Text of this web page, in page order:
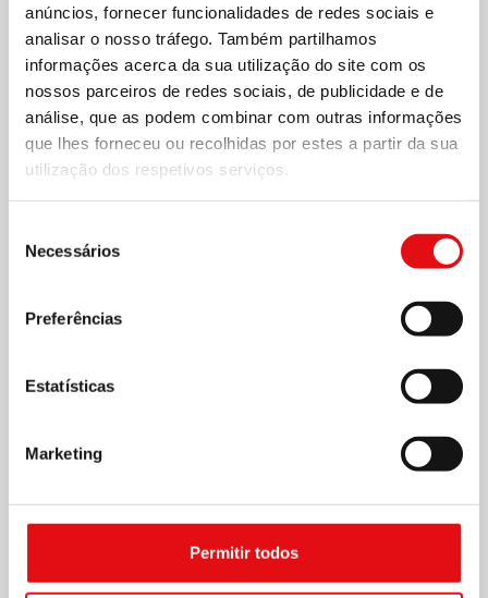
anúncios, fornecer funcionalidades de redes sociais e
analisar o nosso tráfego. Também partilhamos
informações acerca da sua utilização do site com os
nossos parceiros de redes sociais, de publicidade e de
análise, que as podem combinar com outras informações
que lhes forneceu ou recolhidas por estes a partir da sua
utilização dos respetivos serviços.
Necessários
Preferências
Estatísticas
Marketing
Permitir todos